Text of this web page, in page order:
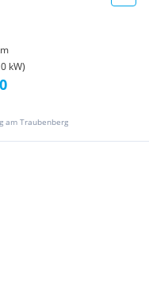
kW)
am Traubenberg